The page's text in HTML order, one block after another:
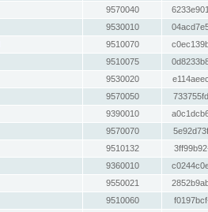
9570040
9530010
9510070
9510075
9530020
9570050
9390010
9570070
9510132
9360010
9550021
9510060